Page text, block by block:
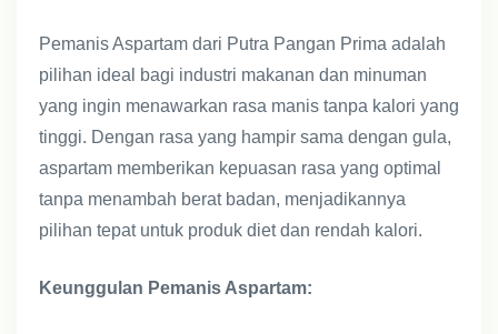
Pemanis Aspartam dari Putra Pangan Prima adalah
pilihan ideal bagi industri makanan dan minuman
yang ingin menawarkan rasa manis tanpa kalori yang
tinggi. Dengan rasa yang hampir sama dengan gula,
aspartam memberikan kepuasan rasa yang optimal
tanpa menambah berat badan, menjadikannya
pilihan tepat untuk produk diet dan rendah kalori.
Keunggulan Pemanis Aspartam: